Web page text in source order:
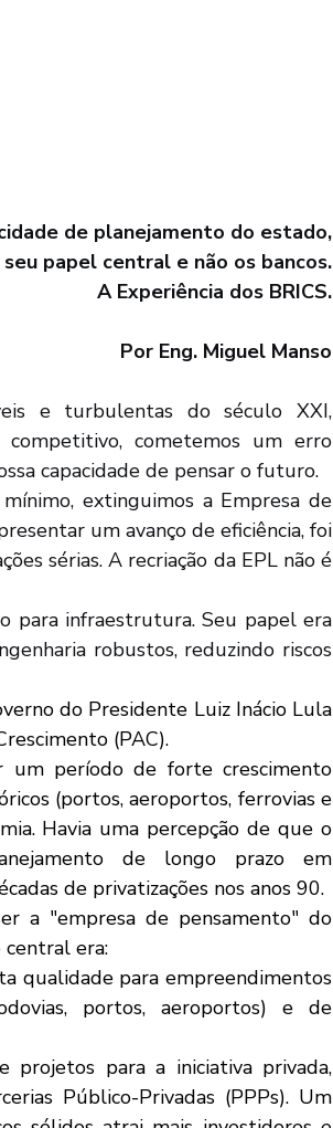
de planejamento do estado,
papel central e não os bancos.
A Experiência dos BRICS.
Por Eng. Miguel Manso
cometemos um erro
capacidade de pensar o futuro.
um avanço de eficiência, foi
sérias. A recriação da EPL não é
robustos, reduzindo riscos
(PAC).
(portos, aeroportos, ferrovias e
Havia uma percepção de que o
de longo prazo em
de privatizações nos anos 90.
central era:
qualidade para empreendimentos
portos, aeroportos) e de
projetos para a iniciativa privada,
Público-Privadas (PPPs). Um